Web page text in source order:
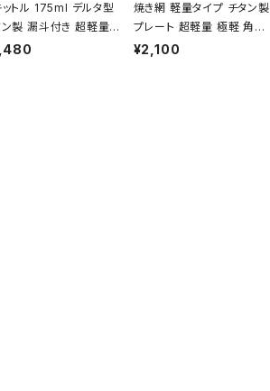
ットル 175ml デルタ型
ン製 漏斗付き 超軽量
携帯用 ウイスキー ボ
焼き網 軽量タイプ チタン製
プレート 超軽量 極軽 角型
頑丈 27cm ソロキャンプ B
¥2,100